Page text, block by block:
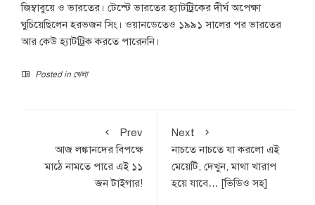
জিম্বাবুয়ে ও ভারতের। টেস্টে ভারতের হ্যাটট্রিকের দীর্ঘ অপেক্ষা
ঘুচিয়েছিলেন হরভজন সিং। ওয়ানডেতেও ১৯৯১ সালের পর ভারতের
আর কেউ হ্যাটট্রিক করতে পারেননি।
Posted in খেলা
Prev
আজ লঙ্কানদের বিপক্ষে
মাঠে নামতে পারে এই ১১
জন টাইগার!
Next
নাচতে নাচতে যা করলো এই
মেয়েটি, দেখুন, মাথা খারাপ
হয়ে যাবে… [ভিডিও সহ]